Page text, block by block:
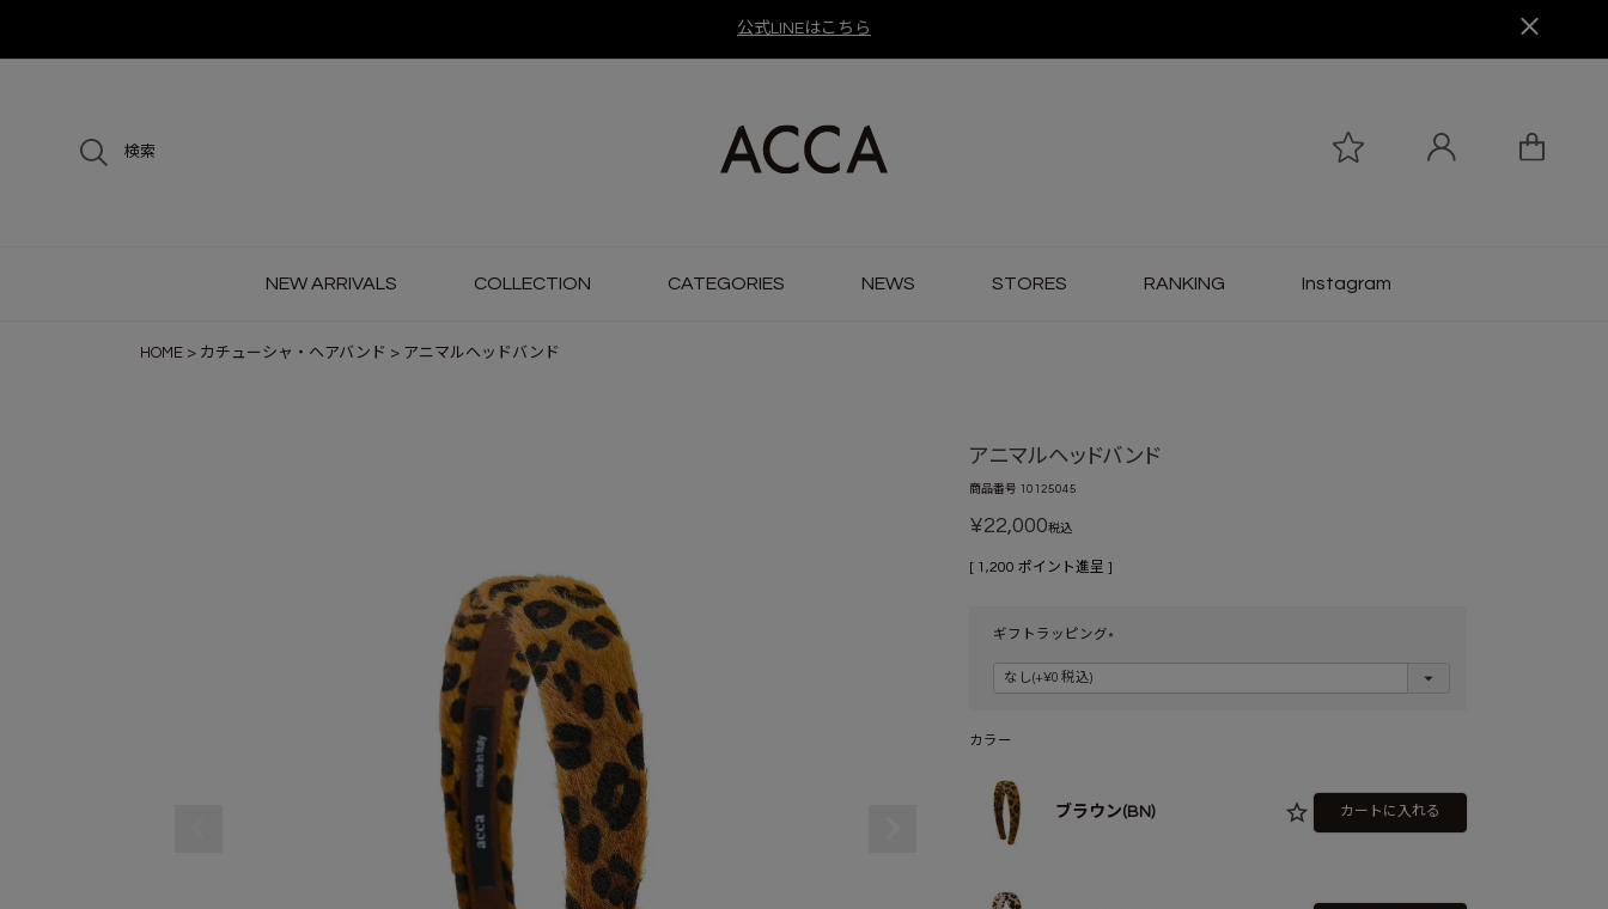
公式LINEはこちら
検索
NEW ARRIVALS COLLECTION CATEGORIES NEWS STORES RANKING Instagram
HOME カチューシャ・ヘアバンド アニマルヘッドバンド
アニマルヘッドバンド
商品番号 10125045
¥22,000税込
[ 1,200 ポイント進呈 ]
ギフトラッピング
(
カラー
ブラウン(BN) カートに入れる